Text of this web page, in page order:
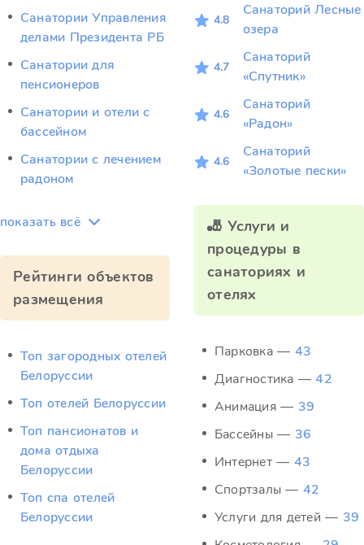
Санатории Управления
делами Президента РБ
Санатории для
пенсионеров
Санатории и отели с
бассейном
Санатории с лечением
радоном
показать всё
Рейтинги объектов
размещения
Топ загородных отелей
Белоруссии
Топ отелей Белоруссии
Топ пансионатов и
дома отдыха
Белоруссии
Топ спа отелей
Белоруссии
4.8
Санаторий Лесные
озера
4.7
Санаторий
«Спутник»
4.6
Санаторий
«Радон»
4.6
Санаторий
«Золотые пески»
🎳 Услуги и
процедуры в
санаториях и
отелях
Парковка — 43
Диагностика —42
Анимация — 39
Бассейны — 36
Интернет — 43
Спортзалы — 42
Услуги для детей — 39